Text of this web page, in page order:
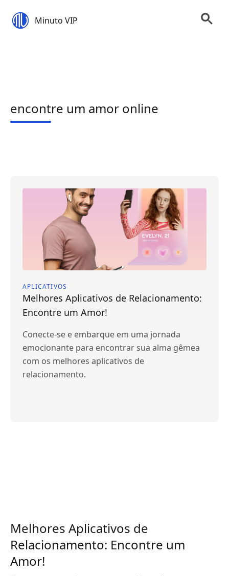
Minuto VIP
encontre um amor online
APLICATIVOS
Melhores Aplicativos de Relacionamento:
Encontre um Amor!
Conecte-se e embarque em uma jornada
emocionante para encontrar sua alma gêmea
com os melhores aplicativos de
relacionamento.
Melhores Aplicativos de
Relacionamento: Encontre um
Amor!